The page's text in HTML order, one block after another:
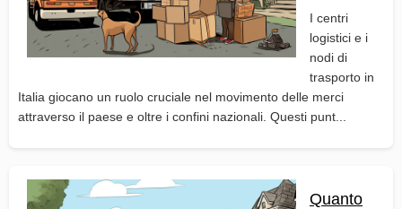
I centri
logistici e i
nodi di
trasporto in
Italia giocano un ruolo cruciale nel movimento delle merci
attraverso il paese e oltre i confini nazionali. Questi punt...
Quanto